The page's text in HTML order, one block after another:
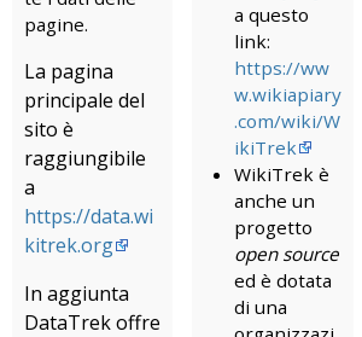
pagine.
La pagina
principale del
sito è
raggiungibile
a
https://data.wi
kitrek.org
In aggiunta
DataTrek offre
a questo
link:
https://ww
w.wikiapiary
.com/wiki/W
ikiTrek
WikiTrek è
anche un
progetto
open source
ed è dotata
di una